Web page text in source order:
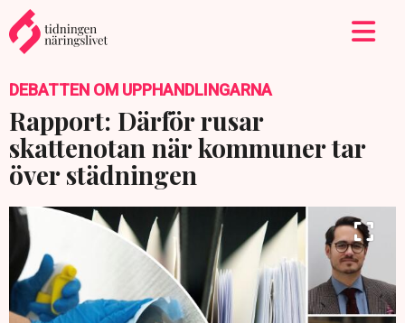
DEBATTEN OM UPPHANDLINGARNA
Rapport: Därför rusar
skattenotan när kommuner tar
över städningen